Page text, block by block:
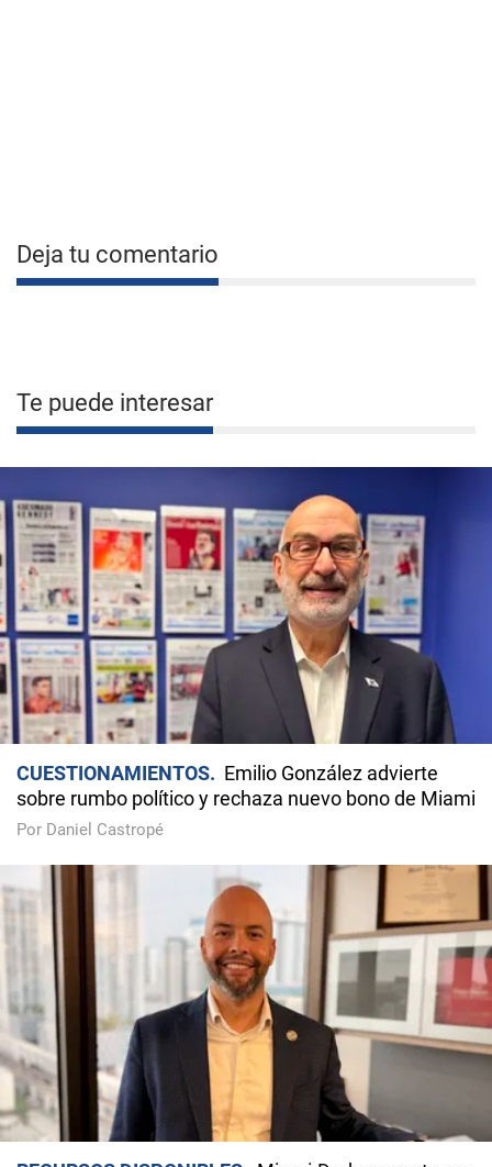
Deja tu comentario
Te puede interesar
CUESTIONAMIENTOS
Emilio González advierte
sobre rumbo político y rechaza nuevo bono de Miami
Por Daniel Castropé